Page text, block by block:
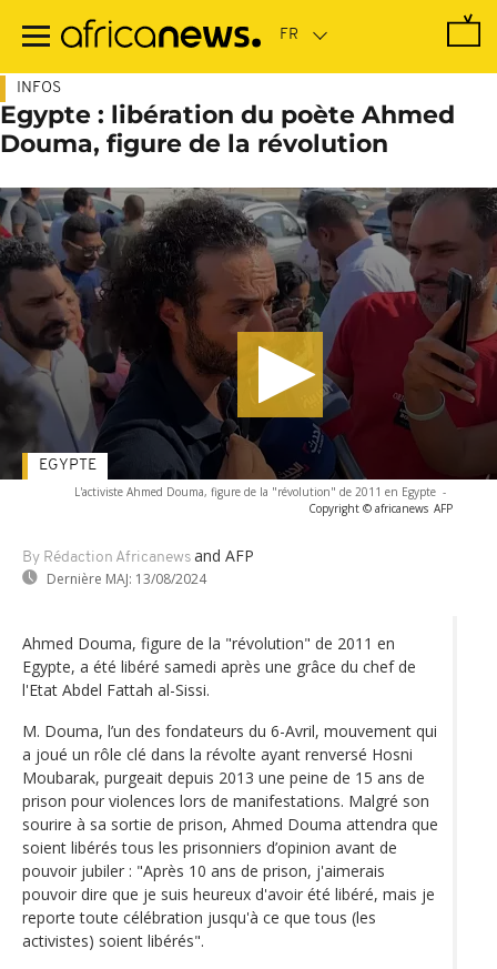
contenu
INFOS
Egypte : libération du poète Ahmed
Douma, figure de la révolution
L'activiste Ahmed Douma, figure de la "révolution" de 2011 en Egypte -
Copyright © africanews AFP
By Rédaction Africanews and AFP
Dernière MAJ: 13/08/2024
EGYPTE
Ahmed Douma, figure de la "révolution" de 2011 en
Egypte, a été libéré samedi après une grâce du chef de
l'Etat Abdel Fattah al-Sissi.
M. Douma, l’un des fondateurs du 6-Avril, mouvement qui
a joué un rôle clé dans la révolte ayant renversé Hosni
Moubarak, purgeait depuis 2013 une peine de 15 ans de
prison pour violences lors de manifestations. Malgré son
sourire à sa sortie de prison, Ahmed Douma attendra que
soient libérés tous les prisonniers d’opinion avant de
pouvoir jubiler : "Après 10 ans de prison, j'aimerais
pouvoir dire que je suis heureux d'avoir été libéré, mais je
reporte toute célébration jusqu'à ce que tous (les
activistes) soient libérés".